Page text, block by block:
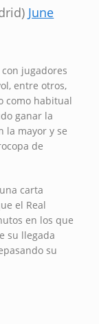
June
jugadores
entre otros,
como habitual
ganar la
la mayor y se
de
carta
el Real
en los que
su llegada
su